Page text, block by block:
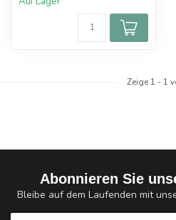
Zeige 1 - 1
Abonnieren Sie
Bleibe auf dem Laufenden mit